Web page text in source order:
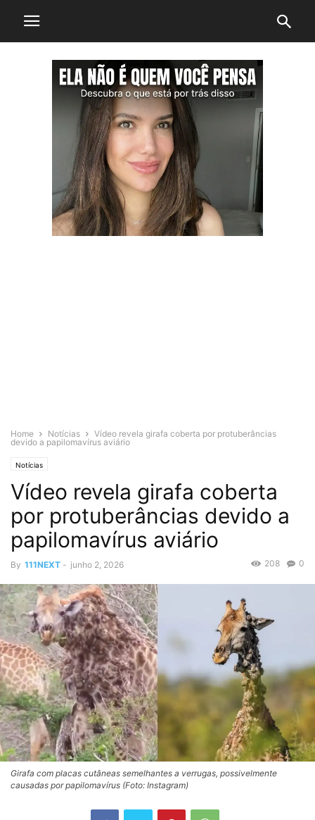
Home Notícias
Vídeo revela girafa coberta por protuberâncias
devido a papilomavírus aviário
Notícias
Vídeo revela girafa coberta
por protuberâncias devido a
papilomavírus aviário
By 111NEXT - junho 2, 2026 0
208
Girafa com placas cutâneas semelhantes a verrugas, possivelmente
causadas por papilomavírus (Foto: Instagram)